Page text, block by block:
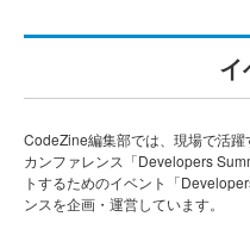
イ
CodeZine編集部では、現場で活
カンファレンス「Developers
トするためのイベント「
ンスを企画・運営しています。